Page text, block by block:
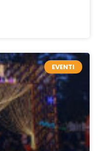
EVENTI